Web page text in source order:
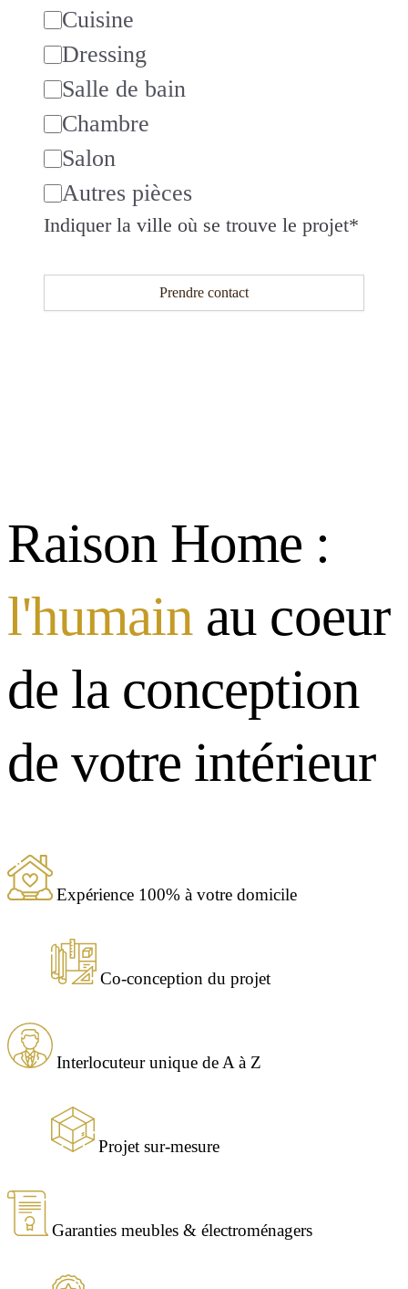
Cuisine
Dressing
Salle de bain
Chambre
Salon
Autres pièces
Indiquer la ville où se trouve le projet*
Raison Home :
l'humain au coeur
de la conception
de votre intérieur
Expérience 100% à votre domicile
Co-conception du projet
Interlocuteur unique de A à Z
Projet sur-mesure
Garanties meubles & électroménagers